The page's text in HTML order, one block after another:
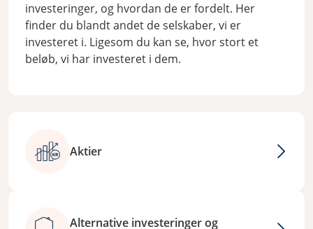
investeringer, og hvordan de er fordelt. Her
finder du blandt andet de selskaber, vi er
investeret i. Ligesom du kan se, hvor stort et
beløb, vi har investeret i dem.
Aktier
Alternative investeringer og